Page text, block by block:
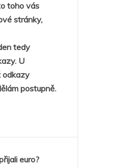
toho vás
stránky,
tedy
U
odkazy
postupně.
euro?